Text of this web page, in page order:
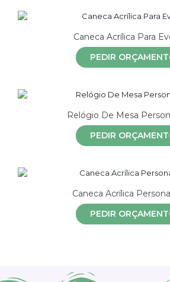
Caneca Acrílica Para
PEDIR
Relógio De Mesa
PEDIR
Caneca Acrílica
PEDIR